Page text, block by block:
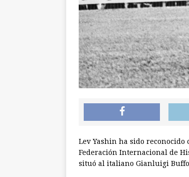
Lev Yashin ha sido
Federación Internacional de
situó al italiano Gianluigi